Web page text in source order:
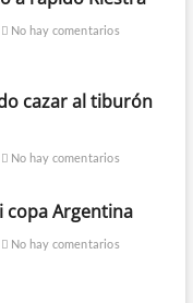
No hay comentarios
cazar al tiburón
No hay comentarios
copa Argentina
No hay comentarios